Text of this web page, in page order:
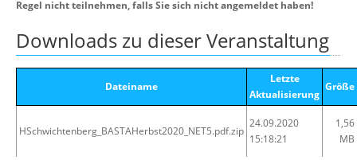
Regel nicht teilnehmen, falls Sie sich nicht angemeldet haben!
Downloads zu dieser Veranstaltung
Dateiname
Letzte
Aktualisierung
Größe
HSchwichtenberg_BASTAHerbst2020_NET5.pdf.zip
24.09.2020
15:18:21
1,56
MB